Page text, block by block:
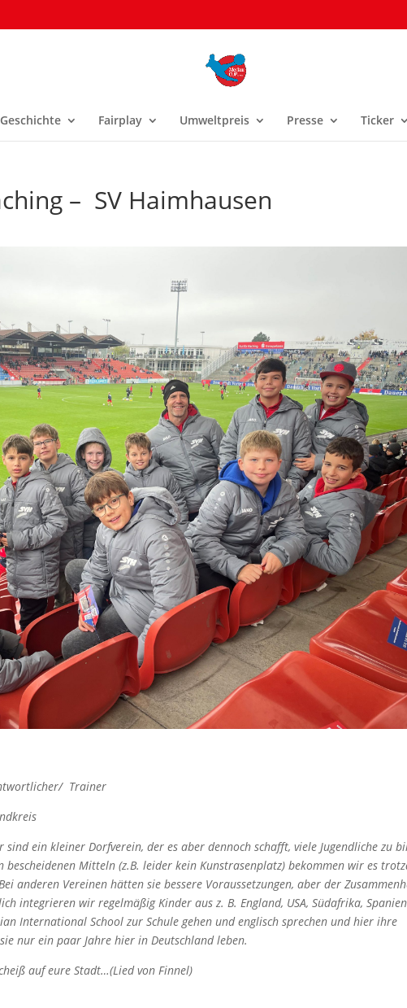
Geschichte Fairplay Umweltpreis Presse Ticker
– SV Haimhausen
Trainer
sind ein kleiner Dorfverein, der es aber dennoch schafft, viele Jugendliche zu
Mitteln (z.B. leider kein Kunstrasenplatz) bekommen wir es
anderen Vereinen hätten sie bessere Voraussetzungen, aber der
integrieren wir regelmäßig Kinder aus z. B. England, USA, Südafrika,
International School zur Schule gehen und englisch sprechen und hier ihre
nur ein paar Jahre hier in Deutschland leben.
auf eure Stadt…(Lied von Finnel)